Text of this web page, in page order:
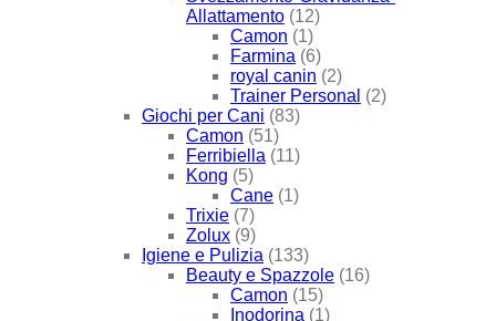
Allattamento (12)
Camon (1)
Farmina (6)
royal canin (2)
Trainer Personal (2)
Giochi per Cani (83)
Camon (51)
Ferribiella (11)
Kong (5)
Cane (1)
Trixie (7)
Zolux (9)
Igiene e Pulizia (133)
Beauty e Spazzole (16)
Camon (15)
Inodorina (1)